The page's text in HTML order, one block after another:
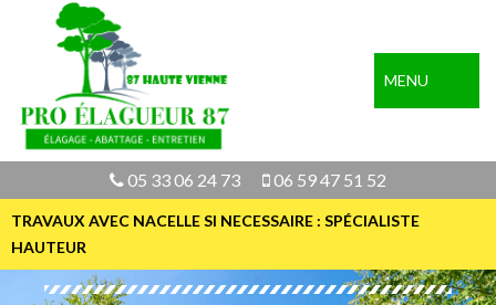
MENU
05 33 06 24 73 06 59 47 51 52
TRAVAUX AVEC NACELLE SI NECESSAIRE : SPÉCIALISTE
HAUTEUR